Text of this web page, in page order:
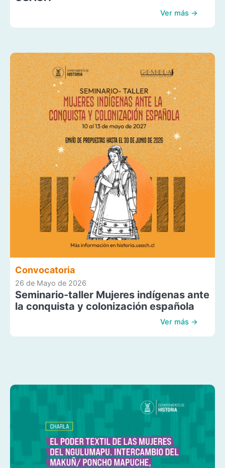
Ver más →
Convocatoria
26 de Mayo de 2026
Seminario-taller Mujeres indígenas ante
la conquista y colonización española
Ver más →